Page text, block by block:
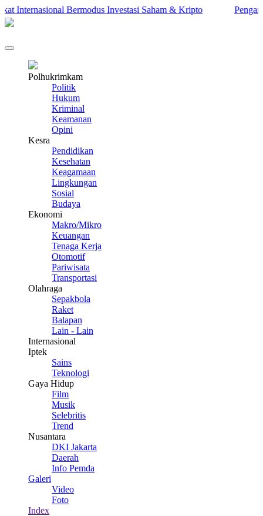
Bermodus Investasi Saham & Kripto
Polhukrimkam
Politik
Hukum
Kriminal
Keamanan
Opini
Kesra
Pendidikan
Kesehatan
Keagamaan
Lingkungan
Sosial
Budaya
Ekonomi
Makro/Mikro
Keuangan
Tenaga Kerja
Otomotif
Pariwisata
Transportasi
Olahraga
Sepakbola
Raket
Balapan
Lain - Lain
Internasional
Iptek
Sains
Teknologi
Gaya Hidup
Film
Musik
Selebritis
Trend
Nusantara
DKI Jakarta
Daerah
Info Pemda
Galeri
Video
Foto
Index